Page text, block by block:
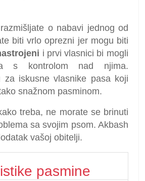
o nabavi jednog od
biti vrlo oprezni jer mogu biti
i prvi vlasnici bi mogli
s kontrolom nad njima.
za iskusne vlasnike pasa koji
snažnom pasminom.
treba, ne morate se brinuti
sa svojim psom. Akbash
vašoj obitelji.
pasmine